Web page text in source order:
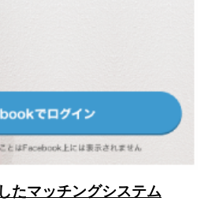
たマッチングシステム